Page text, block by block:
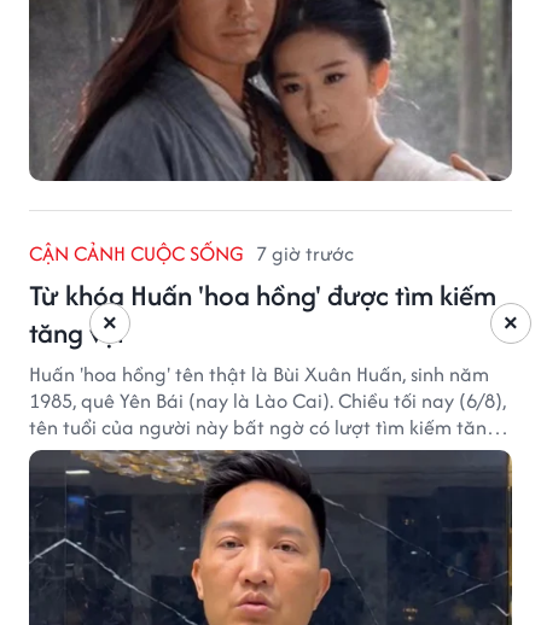
CẬN CẢNH CUỘC SỐNG 7 giờ trước
Từ khóa Huấn 'hoa hồng' được tìm kiếm
tăng vọt
Huấn 'hoa hồng' tên thật là Bùi Xuân Huấn, sinh năm
1985, quê Yên Bái (nay là Lào Cai). Chiều tối nay (6/8),
tên tuổi của người này bất ngờ có lượt tìm kiếm tăng
vọt.
×
×